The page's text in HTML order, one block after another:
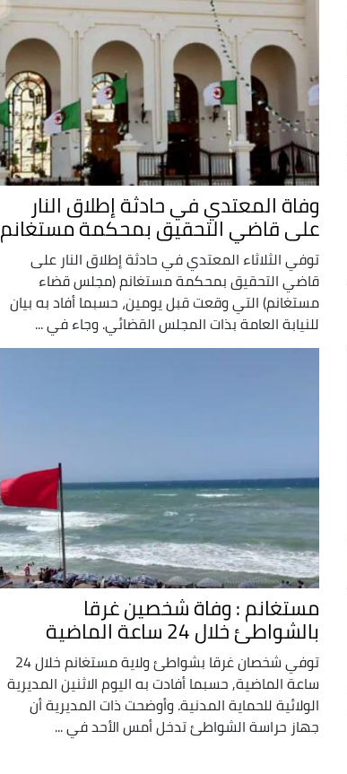
وفاة المعتدي في حادثة إطلاق النار
على قاضي التحقيق بمحكمة مستغانم
توفي الثلاثاء المعتدي في حادثة إطلاق النار على
قاضي التحقيق بمحكمة مستغانم (مجلس قضاء
مستغانم) التي وقعت قبل يومين، حسبما أفاد به بيان
للنيابة العامة بذات المجلس القضائي. وجاء في ...
مستغانم : وفاة شخصين غرقا
بالشواطئ خلال 24 ساعة الماضية
توفي شخصان غرقا بشواطئ ولاية مستغانم خلال 24
ساعة الماضية, حسبما أفادت به اليوم الاثنين المديرية
الولائية للحماية المدنية. وأوضحت ذات المديرية أن
جهاز حراسة الشواطئ تدخل أمس الأحد في ...